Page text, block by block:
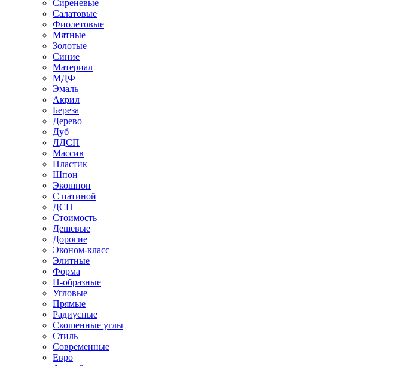
Сиреневые
Салатовые
Фиолетовые
Мятные
Золотые
Синие
Материал
МДФ
Эмаль
Акрил
Береза
Дерево
Дуб
ЛДСП
Массив
Пластик
Шпон
Экошпон
С патиной
ДСП
Стоимость
Дешевые
Дорогие
Эконом-класс
Элитные
Форма
П-образные
Угловые
Прямые
Радиусные
Скошенные углы
Стиль
Современные
Евро